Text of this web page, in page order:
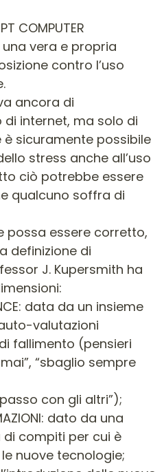
COMPUTER
una vera e propria
contro l’uso
ancora di
internet, ma solo di
sicuramente possibile
stress anche all’uso
ciò potrebbe essere
qualcuno soffra di
possa essere corretto,
definizione di
J. Kupersmith ha
data da un insieme
valutazioni
fallimento (pensieri
“sbaglio sempre
con gli altri”);
dato da una
compiti per cui è
nuove tecnologie;